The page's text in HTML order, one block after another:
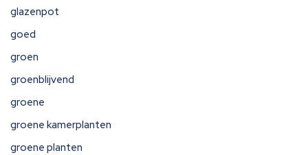
glazenpot
goed
groen
groenblijvend
groene
groene kamerplanten
groene planten